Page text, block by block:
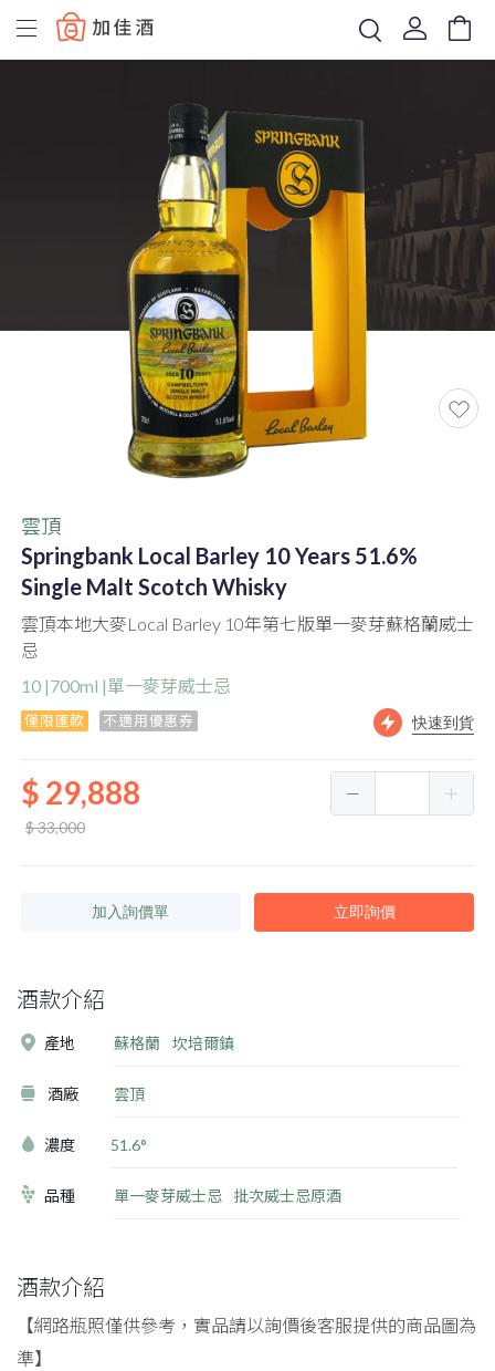
Baccus
雲頂
Springbank Local Barley 10 Years 51.6%
Single Malt Scotch Whisky
雲頂本地大麥Local Barley 10年第七版單一麥芽蘇格蘭威士
忌
10 |700ml |單一麥芽威士忌
僅限匯款 不適用優惠券 快速到貨
$ 29,888
$ 33,000
加入詢價單 立即詢價
酒款介紹
產地 蘇格蘭 坎培爾鎮
酒廠 雲頂
濃度 51.6°
品種 單一麥芽威士忌 批次威士忌原酒
酒款介紹
【網路瓶照僅供參考，實品請以詢價後客服提供的商品圖為
準】